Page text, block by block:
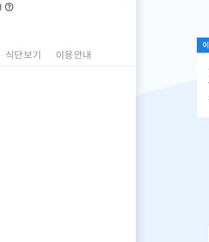
기
식단 보기 이용 안내